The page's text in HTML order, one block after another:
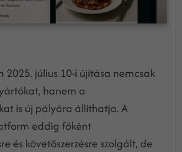
2025. július 10-i újítása nemcsak
hanem a
is új pályára állíthatja. A
eddig főként
és követőszerzésre szolgált, de